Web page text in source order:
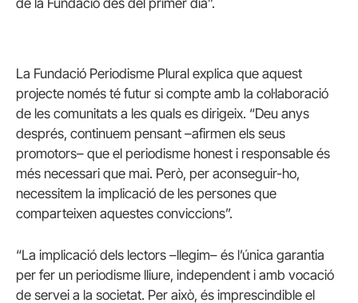
de la Fundació des del primer dia”.
La Fundació Periodisme Plural explica que aquest
projecte només té futur si compte amb la col·laboració
de les comunitats a les quals es dirigeix. “Deu anys
després, continuem pensant –afirmen els seus
promotors– que el periodisme honest i responsable és
més necessari que mai. Però, per aconseguir-ho,
necessitem la implicació de les persones que
comparteixen aquestes conviccions”.
“La implicació dels lectors –llegim– és l’única garantia
per fer un periodisme lliure, independent i amb vocació
de servei a la societat. Per això, és imprescindible el